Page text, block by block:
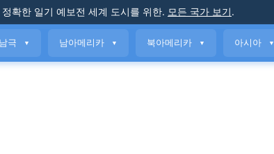
정확한 일기 예보전 세계 도시를 위한. 모든 국가 보기.
남극 ▼ 남아메리카 ▼ 북아메리카 ▼ 아시아 ▼